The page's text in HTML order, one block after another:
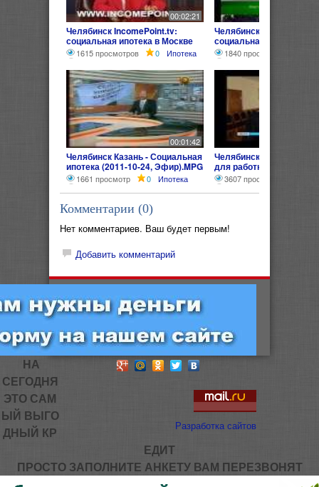
00:02:21
Челябинск IncomePoint.tv:
социальная ипотека в Москве
1615 просмотров 0 Ипотека
Челябинск ТНВ 13 02 14
социальная ипотека
1840 просмотров
00:01:42
Челябинск Казань - Социальная
ипотека (2011-10-24, Эфир).MPG
1661 просмотр 0 Ипотека
Челябинск Социальная
для работников
сфер3607 просмотров
Комментарии (0)
Нет комментариев. Ваш будет первым!
Добавить комментарий
Разработка сайтов
НА
СЕГОДНЯ
ЭТО САМ
ЫЙ ВЫГО
ДНЫЙ КР
ЕДИТ
ПРОСТО ЗАПОЛНИТЕ АНКЕТУ ВАМ ПЕРЕЗВОНЯТ